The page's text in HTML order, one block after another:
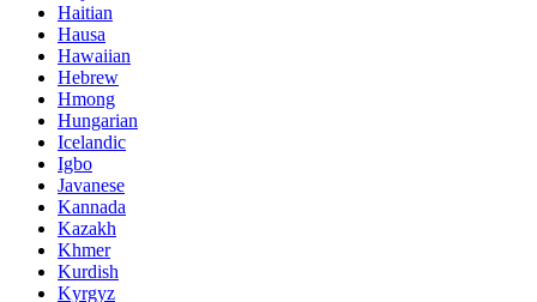
Haitian
Hausa
Hawaiian
Hebrew
Hmong
Hungarian
Icelandic
Igbo
Javanese
Kannada
Kazakh
Khmer
Kurdish
Kyrgyz